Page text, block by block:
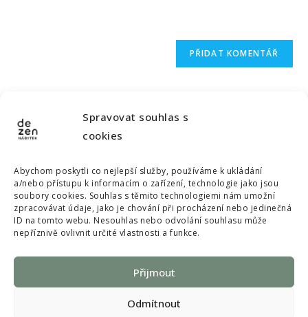
Spravovat souhlas s
cookies
Abychom poskytli co nejlepší služby, používáme k ukládání
a/nebo přístupu k informacím o zařízení, technologie jako jsou
soubory cookies. Souhlas s těmito technologiemi nám umožní
zpracovávat údaje, jako je chování při procházení nebo jedinečná
ID na tomto webu. Nesouhlas nebo odvolání souhlasu může
nepříznivě ovlivnit určité vlastnosti a funkce.
Přijmout
Odmítnout
dezen.nabytek@gmail.com
© Copyright 2022 Dezen nábytek, All rights reserved
Souhlas s poskytnutím osobních údajů a s použitím souborů